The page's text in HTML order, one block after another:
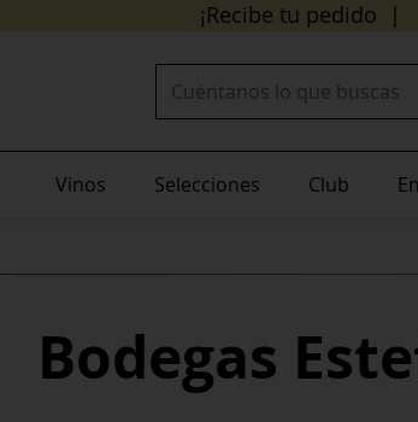
¡Recibe tu pedido en24/48
Vinos Selecciones Club
Bodegas